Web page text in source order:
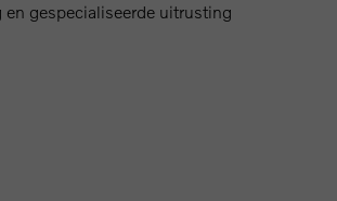
gespecialiseerde uitrusting